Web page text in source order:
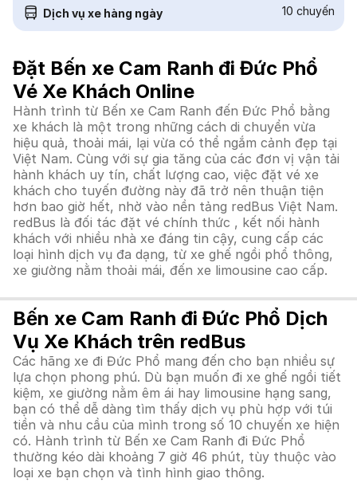
Dịch vụ xe hàng ngày 10 chuyến
Đặt Bến xe Cam Ranh đi Đức Phổ
Vé Xe Khách Online
Hành trình từ Bến xe Cam Ranh đến Đức Phổ bằng
xe khách là một trong những cách di chuyển vừa
hiệu quả, thoải mái, lại vừa có thể ngắm cảnh đẹp tại
Việt Nam. Cùng với sự gia tăng của các đơn vị vận tải
hành khách uy tín, chất lượng cao, việc đặt vé xe
khách cho tuyến đường này đã trở nên thuận tiện
hơn bao giờ hết, nhờ vào nền tảng redBus Việt Nam.
redBus là đối tác đặt vé chính thức , kết nối hành
khách với nhiều nhà xe đáng tin cậy, cung cấp các
loại hình dịch vụ đa dạng, từ xe ghế ngồi phổ thông,
xe giường nằm thoải mái, đến xe limousine cao cấp.
Bến xe Cam Ranh đi Đức Phổ Dịch
Vụ Xe Khách trên redBus
Các hãng xe đi Đức Phổ mang đến cho bạn nhiều sự
lựa chọn phong phú. Dù bạn muốn đi xe ghế ngồi tiết
kiệm, xe giường nằm êm ái hay limousine hạng sang,
bạn có thể dễ dàng tìm thấy dịch vụ phù hợp với túi
tiền và nhu cầu của mình trong số 10 chuyến xe hiện
có. Hành trình từ Bến xe Cam Ranh đi Đức Phổ
thường kéo dài khoảng 7 giờ 46 phút, tùy thuộc vào
loại xe bạn chọn và tình hình giao thông.